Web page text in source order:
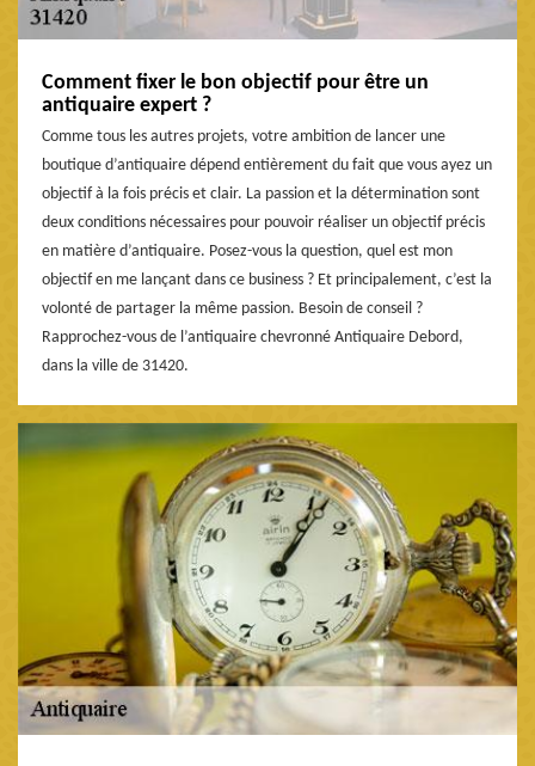
Comment fixer le bon objectif pour être un
antiquaire expert ?
Comme tous les autres projets, votre ambition de lancer une
boutique d’antiquaire dépend entièrement du fait que vous ayez un
objectif à la fois précis et clair. La passion et la détermination sont
deux conditions nécessaires pour pouvoir réaliser un objectif précis
en matière d’antiquaire. Posez-vous la question, quel est mon
objectif en me lançant dans ce business ? Et principalement, c’est la
volonté de partager la même passion. Besoin de conseil ?
Rapprochez-vous de l’antiquaire chevronné Antiquaire Debord,
dans la ville de 31420.